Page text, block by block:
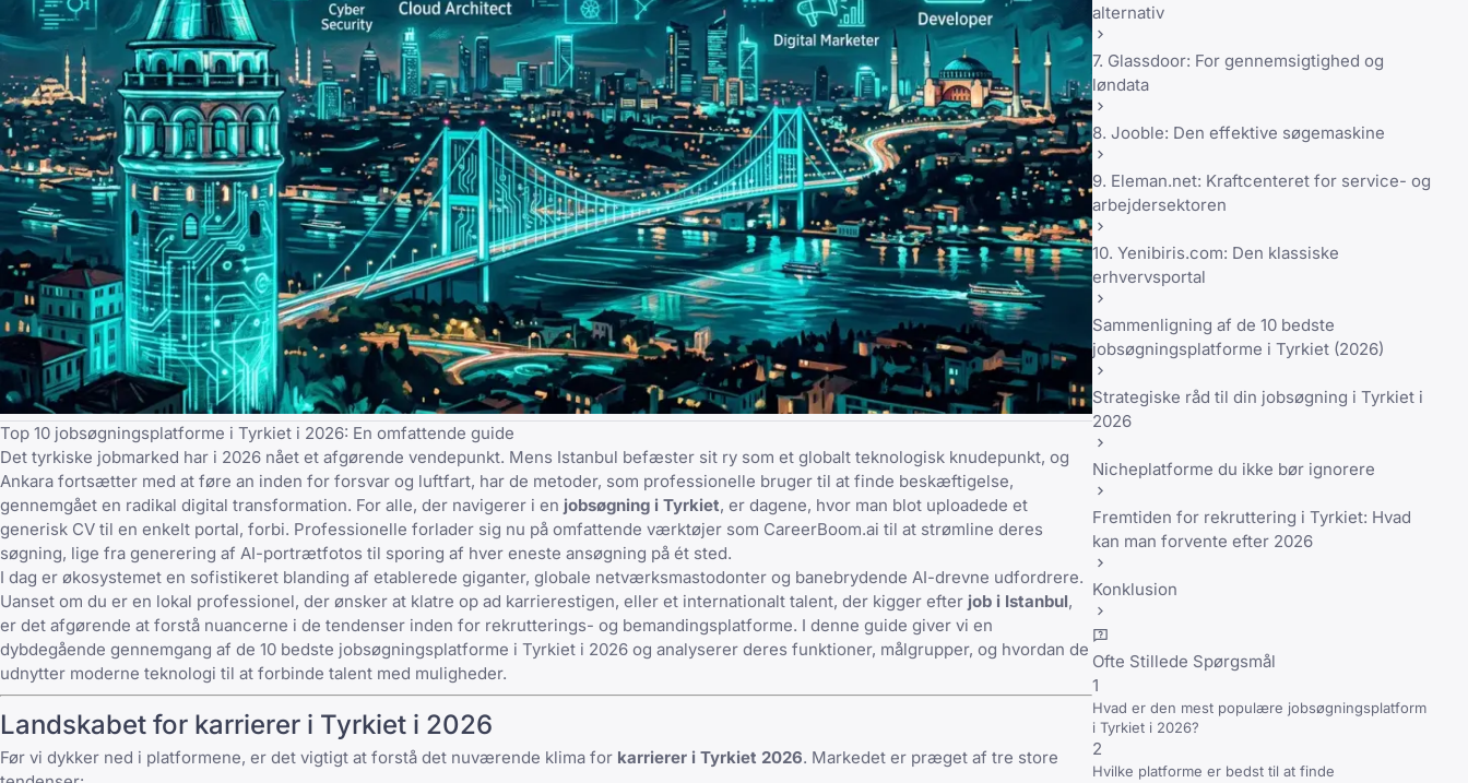
Top 10 jobsøgningsplatforme i Tyrkiet i 2026: En omfattende guide
Det tyrkiske jobmarked har i 2026 nået et afgørende vendepunkt. Mens Istanbul befæster sit ry som et globalt teknologisk knudepunkt, og
Ankara fortsætter med at føre an inden for forsvar og luftfart, har de metoder, som professionelle bruger til at finde beskæftigelse,
gennemgået en radikal digital transformation. For alle, der navigerer i en jobsøgning i Tyrkiet, er dagene, hvor man blot uploadede et
generisk CV til en enkelt portal, forbi. Professionelle forlader sig nu på omfattende værktøjer som CareerBoom.ai til at strømline deres
søgning, lige fra generering af AI-portrætfotos til sporing af hver eneste ansøgning på ét sted.
I dag er økosystemet en sofistikeret blanding af etablerede giganter, globale netværksmastodonter og banebrydende AI-drevne udfordrere.
Uanset om du er en lokal professionel, der ønsker at klatre op ad karrierestigen, eller et internationalt talent, der kigger efter job i Istanbul,
er det afgørende at forstå nuancerne i de tendenser inden for rekrutterings- og bemandingsplatforme. I denne guide giver vi en
dybdegående gennemgang af de 10 bedste jobsøgningsplatforme i Tyrkiet i 2026 og analyserer deres funktioner, målgrupper, og hvordan de
udnytter moderne teknologi til at forbinde talent med muligheder.
Landskabet for karrierer i Tyrkiet i 2026
Før vi dykker ned i platformene, er det vigtigt at forstå det nuværende klima for karrierer i Tyrkiet 2026. Markedet er præget af tre store
alternativ
7. Glassdoor: For gennemsigtighed og
løndata
8. Jooble: Den effektive søgemaskine
9. Eleman.net: Kraftcenteret for service- og
arbejdersektoren
10. Yenibiris.com: Den klassiske
erhvervsportal
Sammenligning af de 10 bedste
jobsøgningsplatforme i Tyrkiet (2026)
Strategiske råd til din jobsøgning i Tyrkiet i
2026
Nicheplatforme du ikke bør ignorere
Fremtiden for rekruttering i Tyrkiet: Hvad
kan man forvente efter 2026
Konklusion
Ofte Stillede Spørgsmål
1
Hvad er den mest populære jobsøgningsplatform
i Tyrkiet i 2026?
2
Hvilke platforme er bedst til at finde